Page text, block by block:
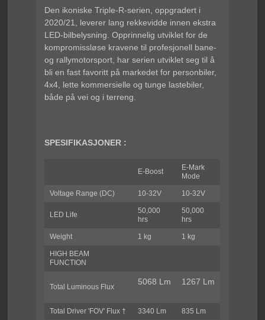
Den ikoniske Triple-R-serien, oppgradert i
2020/21, leverer lang rekkevidde innen ekstra
LED-bilbelysning. Opprinnelig utviklet for de
kompromissløse kravene til profesjonell bane-
og rallymotorsport, har serien utviklet seg til å
bli en fast favoritt på markedet for personbiler,
4x4, lette kommersielle og tunge lastebiler,
både på vei og i terreng.
SPESIFIKASJONER :
E-Boost
E-Mark
Mode
Voltage Range (DC) 10-32V 10-32V
LED Life
50,000
hrs
50,000
hrs
Weight 1 kg 1 kg
HIGH BEAM
FUNCTION
Total Luminous Flux
5068 Lm 1267 Lm
Total Driver 'FOV' Flux † 3340 Lm 835 Lm